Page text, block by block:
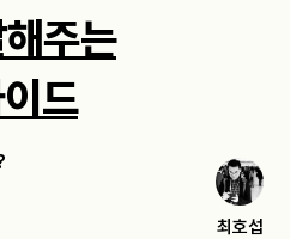
주는
드
최호섭